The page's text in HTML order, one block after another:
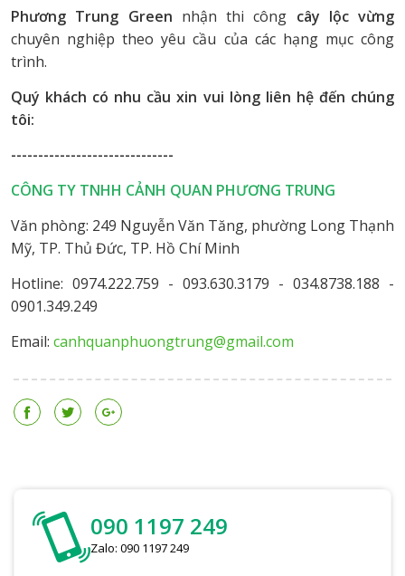
Phương Trung Green nhận thi công cây lộc vừng
chuyên nghiệp theo yêu cầu của các hạng mục công
trình.
Quý khách có nhu cầu xin vui lòng liên hệ đến chúng
tôi:
------------------------------
CÔNG TY TNHH CẢNH QUAN PHƯƠNG TRUNG
Văn phòng: 249 Nguyễn Văn Tăng, phường Long Thạnh
Mỹ, TP. Thủ Đức, TP. Hồ Chí Minh
Hotline: 0974.222.759 - 093.630.3179 - 034.8738.188 -
0901.349.249
Email: canhquanphuongtrung@gmail.com
090 1197 249
Zalo: 090 1197 249